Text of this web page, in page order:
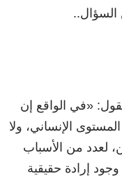
السؤال..
«في الواقع إن
الإنساني، ولا
لعدد من الأسباب
إرادة حقيقية